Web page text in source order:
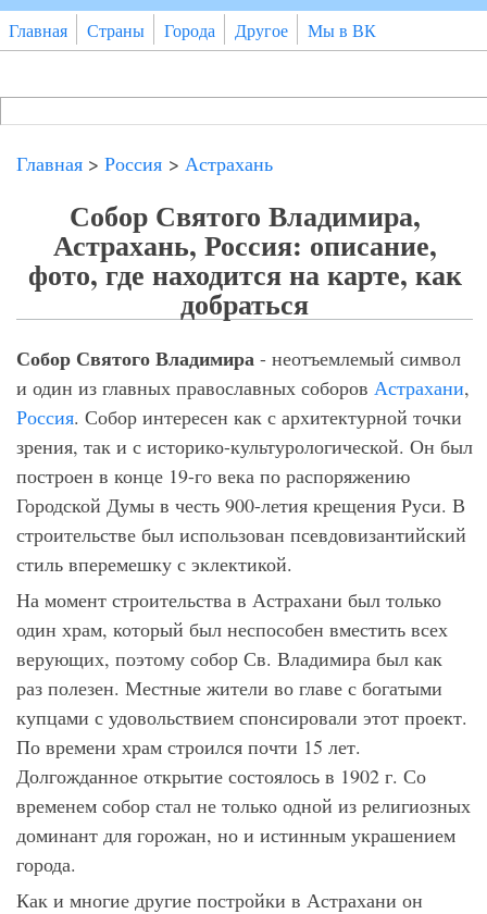
Перейти к основному содержанию
Главная Страны Города Другое Мы в ВК
Форма поиска
Главная > Россия > Астрахань
Собор Святого Владимира,
Астрахань, Россия: описание,
фото, где находится на карте, как
добраться
Собор Святого Владимира - неотъемлемый символ
и один из главных православных соборов Астрахани,
Россия. Собор интересен как с архитектурной точки
зрения, так и с историко-культурологической. Он был
построен в конце 19-го века по распоряжению
Городской Думы в честь 900-летия крещения Руси. В
строительстве был использован псевдовизантийский
стиль вперемешку с эклектикой.
На момент строительства в Астрахани был только
один храм, который был неспособен вместить всех
верующих, поэтому собор Св. Владимира был как
раз полезен. Местные жители во главе с богатыми
купцами с удовольствием спонсировали этот проект.
По времени храм строился почти 15 лет.
Долгожданное открытие состоялось в 1902 г. Со
временем собор стал не только одной из религиозных
доминант для горожан, но и истинным украшением
города.
Как и многие другие постройки в Астрахани он